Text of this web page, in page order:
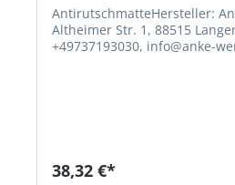
AntirutschmatteHersteller:
Altheimer Str. 1, 88515
+49737193030,
38,32 €*